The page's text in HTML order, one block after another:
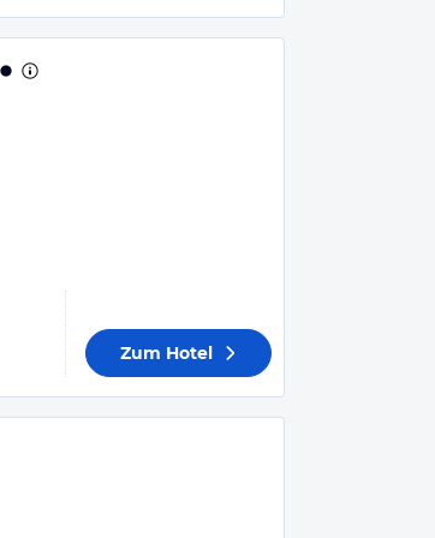
Zum Hotel